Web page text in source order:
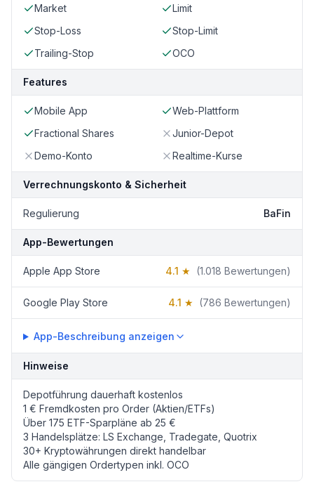
Market
Limit
Stop-Loss
Stop-Limit
Trailing-Stop
OCO
Features
Mobile App
Web-Plattform
Fractional Shares
Junior-Depot
Demo-Konto
Realtime-Kurse
Verrechnungskonto & Sicherheit
Regulierung BaFin
App-Bewertungen
Apple App Store 4.1 ★ (1.018 Bewertungen)
Google Play Store 4.1 ★ (786 Bewertungen)
App-Beschreibung anzeigen
Hinweise
Depotführung dauerhaft kostenlos
1 € Fremdkosten pro Order (Aktien/ETFs)
Über 175 ETF-Sparpläne ab 25 €
3 Handelsplätze: LS Exchange, Tradegate, Quotrix
30+ Kryptowährungen direkt handelbar
Alle gängigen Ordertypen inkl. OCO